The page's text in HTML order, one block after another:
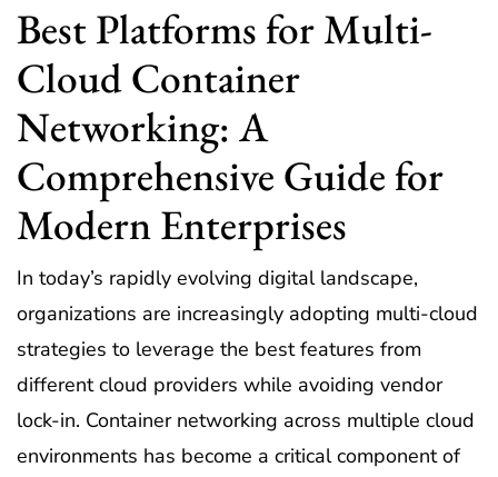
Best Platforms for Multi-
Cloud Container
Networking: A
Comprehensive Guide for
Modern Enterprises
In today’s rapidly evolving digital landscape,
organizations are increasingly adopting multi-cloud
strategies to leverage the best features from
different cloud providers while avoiding vendor
lock-in. Container networking across multiple cloud
environments has become a critical component of